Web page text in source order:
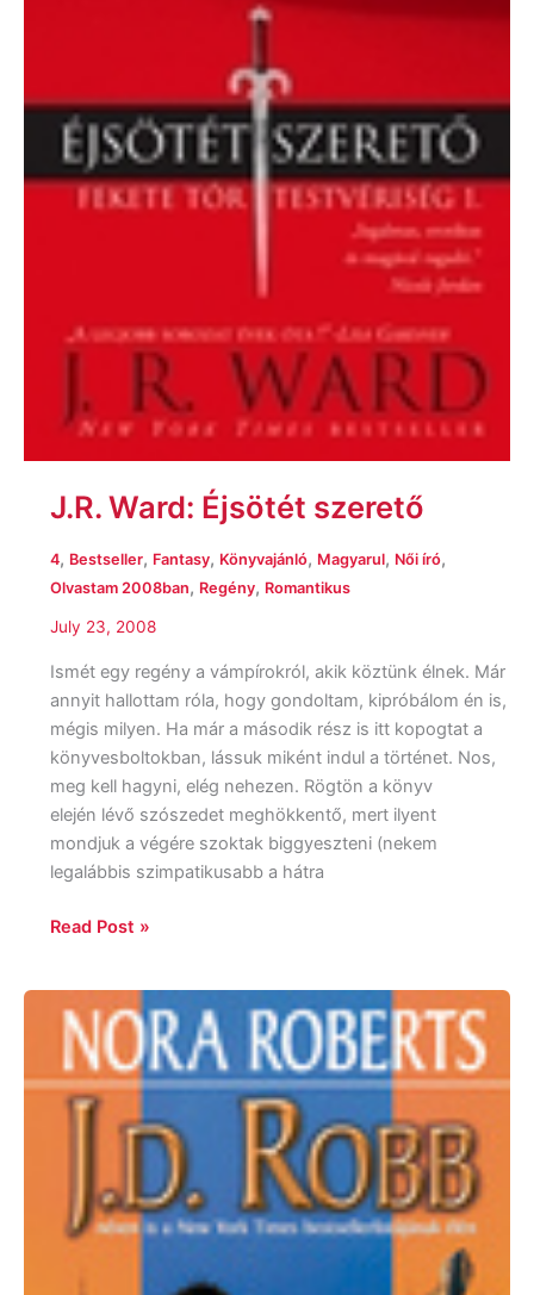
J.R. Ward: Éjsötét szerető
4, Bestseller, Fantasy, Könyvajánló, Magyarul, Női író,
Olvastam 2008ban, Regény, Romantikus
July 23, 2008
Ismét egy regény a vámpírokról, akik köztünk élnek. Már
annyit hallottam róla, hogy gondoltam, kipróbálom én is,
mégis milyen. Ha már a második rész is itt kopogtat a
könyvesboltokban, lássuk miként indul a történet. Nos,
meg kell hagyni, elég nehezen. Rögtön a könyv
elején lévő szószedet meghökkentő, mert ilyent
mondjuk a végére szoktak biggyeszteni (nekem
legalábbis szimpatikusabb a hátra
Read Post »
J.D.
Robb:
Halálos
idegen